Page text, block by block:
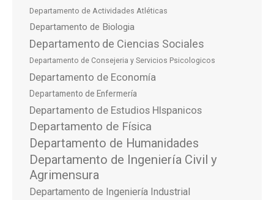
Departamento de Actividades Atléticas
Departamento de Biologia
Departamento de Ciencias Sociales
Departamento de Consejeria y Servicios Psicologicos
Departamento de Economía
Departamento de Enfermería
Departamento de Estudios HIspanicos
Departamento de Física
Departamento de Humanidades
Departamento de Ingeniería Civil y
Agrimensura
Departamento de Ingeniería Industrial